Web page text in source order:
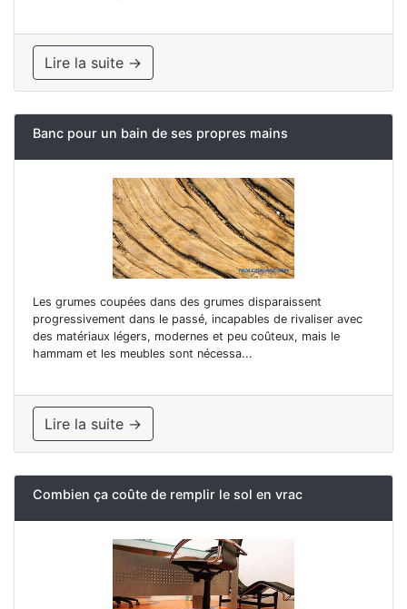
Lire la suite →
Banc pour un bain de ses propres mains
Les grumes coupées dans des grumes disparaissent
progressivement dans le passé, incapables de rivaliser avec
des matériaux légers, modernes et peu coûteux, mais le
hammam et les meubles sont nécessa...
Lire la suite →
Combien ça coûte de remplir le sol en vrac